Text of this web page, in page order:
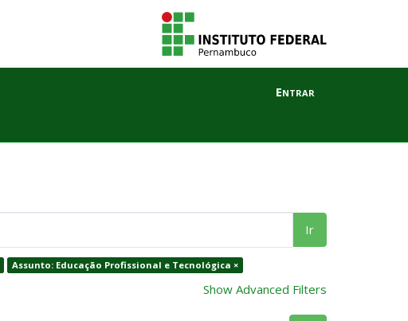
Entrar
Ir
Assunto: Educação Profissional e Tecnológica ×
Show Advanced Filters